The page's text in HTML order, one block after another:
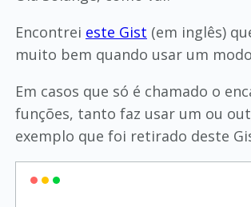
Encontrei este Gist (em inglês)
muito bem quando usar um
Em casos que só é chamado o
funções, tanto faz usar um ou
exemplo que foi retirado deste